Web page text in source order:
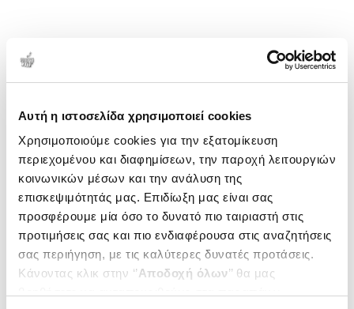
Αυτή η ιστοσελίδα χρησιμοποιεί cookies
Χρησιμοποιούμε cookies για την εξατομίκευση
περιεχομένου και διαφημίσεων, την παροχή λειτουργιών
κοινωνικών μέσων και την ανάλυση της
επισκεψιμότητάς μας. Επιδίωξη μας είναι σας
προσφέρουμε μία όσο το δυνατό πιο ταιριαστή στις
προτιμήσεις σας και πιο ενδιαφέρουσα στις αναζητήσεις
σας περιήγηση, με τις καλύτερες δυνατές προτάσεις.
Κάνοντας κλικ στην ‘’Αποδοχή όλων’’ θα μας